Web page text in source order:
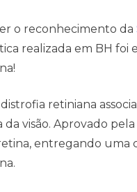
o reconhecimento da
realizada em BH
retiniana
visão. Aprovado pela
entregando uma